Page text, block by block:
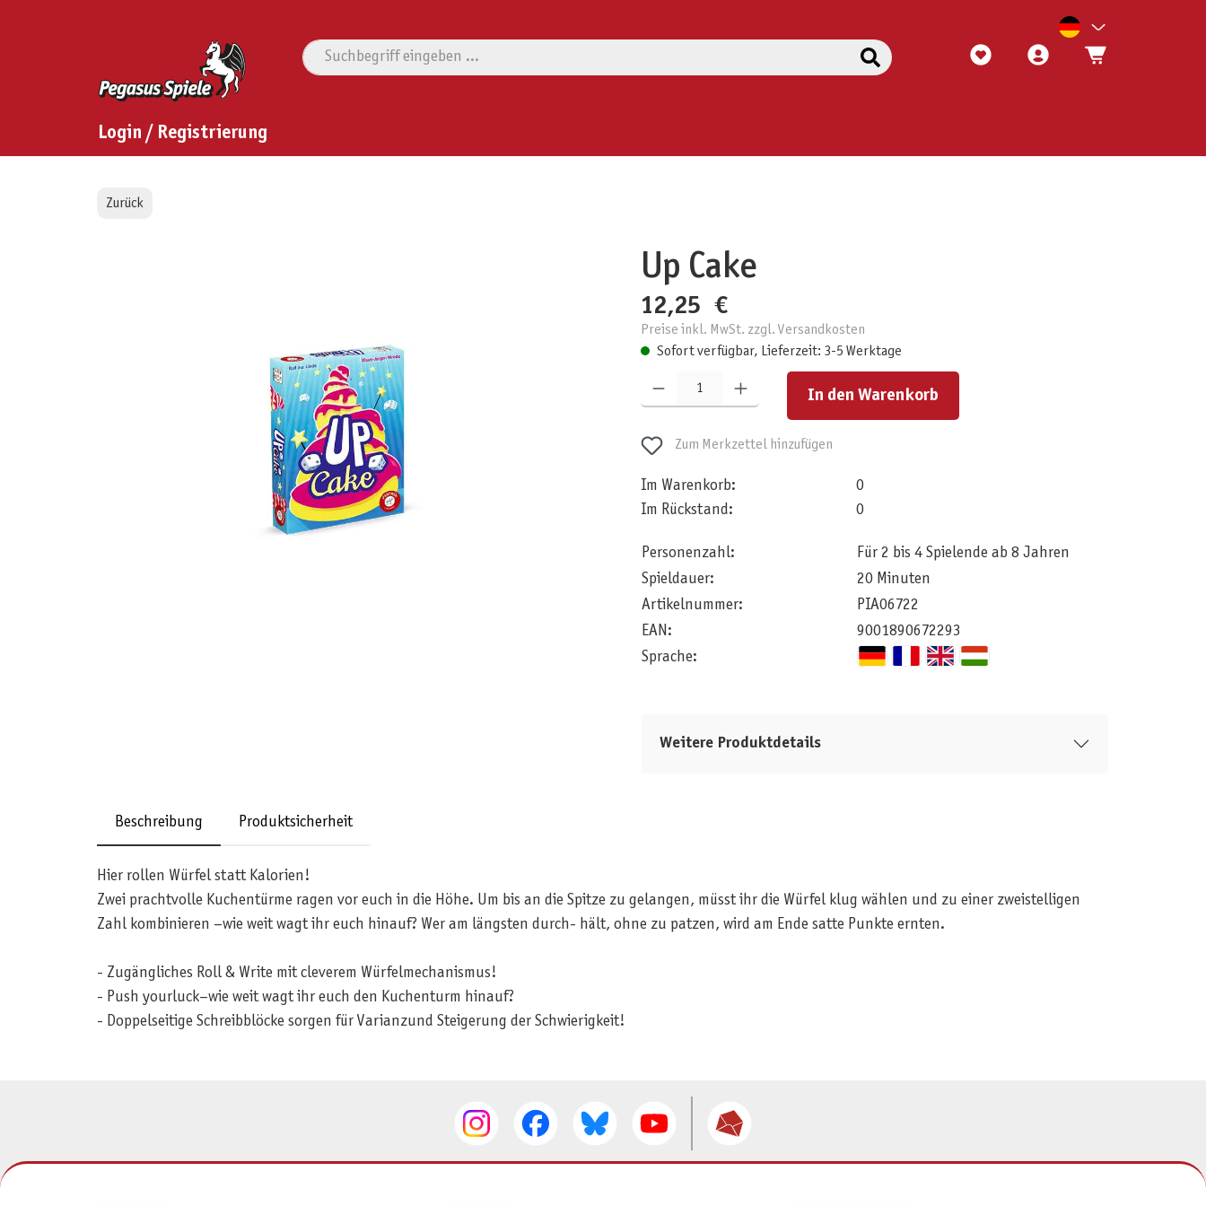
Login / Registrierung
Zurück
Up Cake
12,25 €
Preise inkl. MwSt. zzgl. Versandkosten
Sofort verfügbar, Lieferzeit: 3-5 Werktage
In den Warenkorb
Zum Merkzettel hinzufügen
Im Warenkorb:
0
Im Rückstand:
0
Personenzahl:
Für 2 bis 4 Spielende ab 8 Jahren
Spieldauer:
20 Minuten
Artikelnummer:
PIA06722
EAN:
9001890672293
Sprache:
Weitere Produktdetails
Beschreibung Produktsicherheit
Hier rollen Würfel statt Kalorien!
Zwei prachtvolle Kuchentürme ragen vor euch in die Höhe. Um bis an die Spitze zu gelangen, müsst ihr die Würfel klug wählen und zu einer zweistelligen
Zahl kombinieren –wie weit wagt ihr euch hinauf? Wer am längsten durch- hält, ohne zu patzen, wird am Ende satte Punkte ernten.
- Zugängliches Roll & Write mit cleverem Würfelmechanismus!
- Push yourluck–wie weit wagt ihr euch den Kuchenturm hinauf?
- Doppelseitige Schreibblöcke sorgen für Varianzund Steigerung der Schwierigkeit!